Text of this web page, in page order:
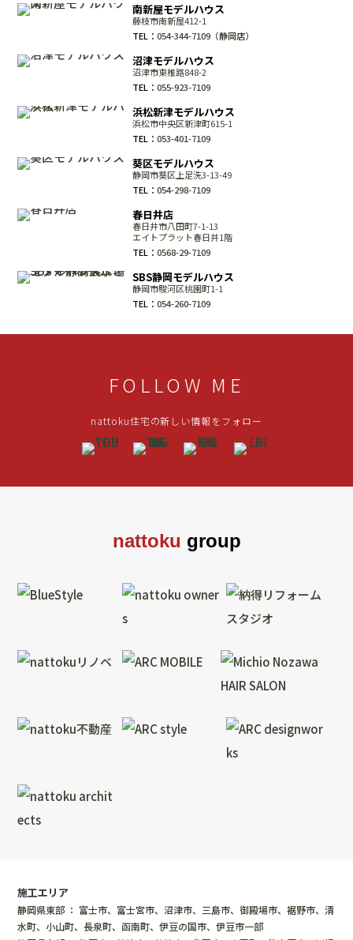
南新屋モデルハウス
藤枝市南新屋412-1
TEL： 054-344-7109（静岡店）
沼津モデルハウス
沼津市東椎路848-2
TEL： 055-923-7109
浜松新津モデルハウス
浜松市中央区新津町615-1
TEL： 053-401-7109
葵区モデルハウス
静岡市葵区上足洗3-13-49
TEL： 054-298-7109
春日井店
春日井市八田町7-1-13
エイトプラット春日井1階
TEL： 0568-29-7109
SBS静岡モデルハウス
静岡市駿河区桃園町1-1
TEL： 054-260-7109
FOLLOW ME
nattoku住宅の新しい情報をフォロー
nattoku group
施工エリア
静岡県東部 ： 富士市、富士宮市、沼津市、三島市、御殿場市、裾野市、清
水町、小山町、長泉町、函南町、伊豆の国市、伊豆市一部